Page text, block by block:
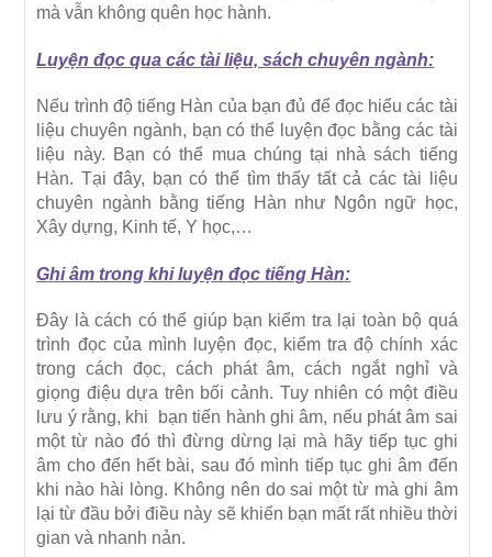
mà vẫn không quên học hành.
Luyện đọc qua các tài liệu, sách chuyên ngành:
Nếu trình độ tiếng Hàn của bạn đủ để đọc hiểu các tài
liệu chuyên ngành, bạn có thể luyện đọc bằng các tài
liệu này. Bạn có thể mua chúng tại nhà sách tiếng
Hàn. Tại đây, bạn có thể tìm thấy tất cả các tài liệu
chuyên ngành bằng tiếng Hàn như Ngôn ngữ học,
Xây dựng, Kinh tế, Y học,…
Ghi âm trong khi luyện đọc tiếng Hàn:
Đây là cách có thể giúp bạn kiểm tra lại toàn bộ quá
trình đọc của mình luyện đọc, kiểm tra độ chính xác
trong cách đọc, cách phát âm, cách ngắt nghỉ và
giọng điệu dựa trên bối cảnh. Tuy nhiên có một điều
lưu ý rằng, khi bạn tiến hành ghi âm, nếu phát âm sai
một từ nào đó thì đừng dừng lại mà hãy tiếp tục ghi
âm cho đến hết bài, sau đó mình tiếp tục ghi âm đến
khi nào hài lòng. Không nên do sai một từ mà ghi âm
lại từ đầu bởi điều này sẽ khiến bạn mất rất nhiều thời
gian và nhanh nản.